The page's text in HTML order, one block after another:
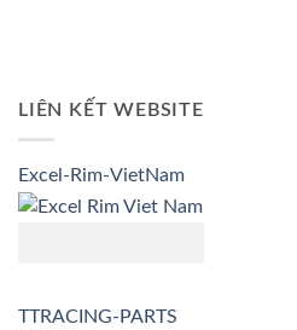
LIÊN KẾT WEBSITE
Excel-Rim-VietNam
TTRACING-PARTS